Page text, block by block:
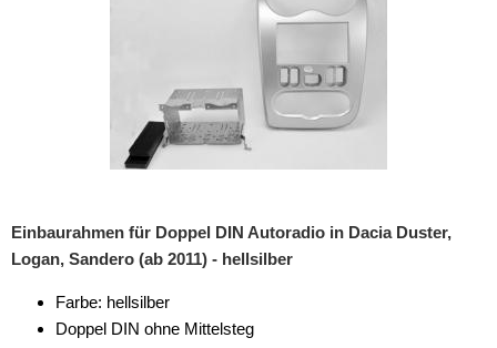
Einbaurahmen für Doppel DIN Autoradio in Dacia Duster,
Logan, Sandero (ab 2011) - hellsilber
Farbe: hellsilber
Doppel DIN ohne Mittelsteg